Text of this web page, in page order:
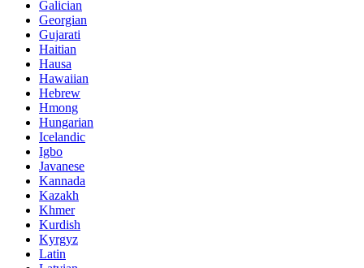
Galician
Georgian
Gujarati
Haitian
Hausa
Hawaiian
Hebrew
Hmong
Hungarian
Icelandic
Igbo
Javanese
Kannada
Kazakh
Khmer
Kurdish
Kyrgyz
Latin